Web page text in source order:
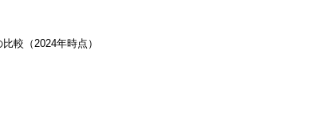
較（2024年時点）